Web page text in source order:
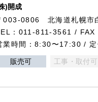
)開成
003-0806 北海道札幌市
：011-811-3561 /
業時間：8:30〜17:30 / 定
販売可 工事・取付可